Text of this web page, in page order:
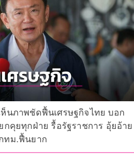
นภาพชัดฟื้นเศรษฐกิจไทย บอก
กคุยทุกฝ่าย รื้อรัฐราชการ อุ้ยอ้าย
ทม.ฟื้นยาก